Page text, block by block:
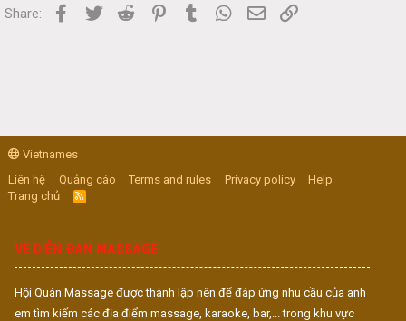
Share: Facebook
Twitter Reddit PinterestTumblr WhatsApp
Email
Vietnames
Liên hệ
Quảng cáo Terms and rules Privacy policy
Help
Trang chủ
R
S
VỀ DIỄN ĐÀN MASSAGE
Hội Quán Massage được thành lập nên để đáp ứng nhu cầu của anh
em tìm kiếm các địa điểm massage, karaoke, bar,... trong khu vực